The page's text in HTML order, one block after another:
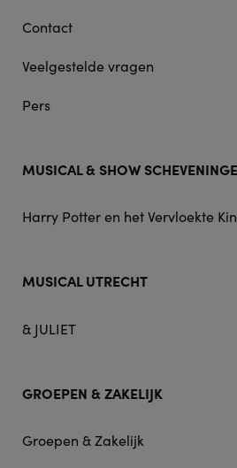
Contact
Veelgestelde vragen
Pers
MUSICAL & SHOW
Harry Potter en het Vervloekte
MUSICAL UTRECHT
& JULIET
GROEPEN & ZAKELIJK
Groepen & Zakelijk